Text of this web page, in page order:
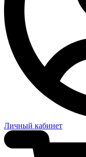
Личный кабинет